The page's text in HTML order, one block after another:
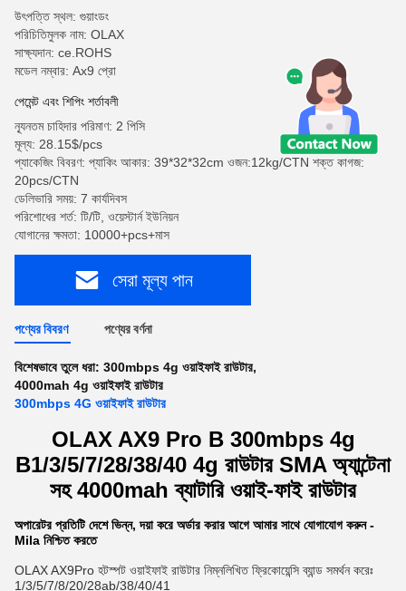
উৎপত্তি স্থল: গুয়াংডং
পরিচিতিমুলক নাম: OLAX
সাক্ষ্যদান: ce.ROHS
মডেল নম্বার: Ax9 প্রো
পেমেন্ট এবং শিপিং শর্তাবলী
ন্যূনতম চাহিদার পরিমাণ: 2 পিসি
মূল্য: 28.15$/pcs
প্যাকেজিং বিবরণ: প্যাকিং আকার: 39*32*32cm ওজন:12kg/CTN শক্ত কাগজ:
20pcs/CTN
ডেলিভারি সময়: 7 কার্যদিবস
পরিশোধের শর্ত: টি/টি, ওয়েস্টার্ন ইউনিয়ন
যোগানের ক্ষমতা: 10000+pcs+মাস
সেরা মূল্য পান
পণ্যের বিবরণ পণ্যের বর্ণনা
বিশেষভাবে তুলে ধরা: 300mbps 4g ওয়াইফাই রাউটার,
4000mah 4g ওয়াইফাই রাউটার
300mbps 4G ওয়াইফাই রাউটার
OLAX AX9 Pro B 300mbps 4g
B1/3/5/7/28/38/40 4g রাউটার SMA অ্যান্টেনা
সহ 4000mah ব্যাটারি ওয়াই-ফাই রাউটার
অপারেটর প্রতিটি দেশে ভিন্ন, দয়া করে অর্ডার করার আগে আমার সাথে যোগাযোগ করুন -
Mila নিশ্চিত করতে
OLAX AX9Pro হটস্পট ওয়াইফাই রাউটার নিম্নলিখিত ফ্রিকোয়েন্সি ব্যান্ড সমর্থন করেঃ
1/3/5/7/8/20/28ab/38/40/41